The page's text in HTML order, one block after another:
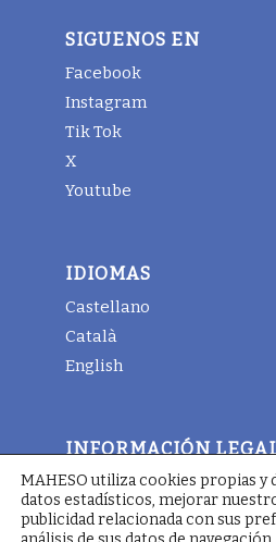
SIGUENOS EN
Facebook
Instagram
Tik Tok
X
Youtube
IDIOMAS
Castellano
Català
English
INFORMACIÓN
Aviso legal
Términos y condiciones
MAHESO utiliza cookies propias
datos estadísticos, mejorar
publicidad relacionada con sus